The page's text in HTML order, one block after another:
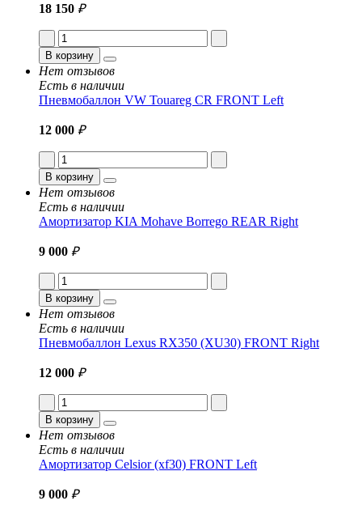
18 150 ₽
В корзину
Нет отзывов
Есть в наличии
Пневмобаллон VW Touareg CR FRONT Left
12 000 ₽
В корзину
Нет отзывов
Есть в наличии
Амортизатор KIA Mohave Borrego REAR Right
9 000 ₽
В корзину
Нет отзывов
Есть в наличии
Пневмобаллон Lexus RX350 (XU30) FRONT Right
12 000 ₽
В корзину
Нет отзывов
Есть в наличии
Амортизатор Celsior (xf30) FRONT Left
9 000 ₽